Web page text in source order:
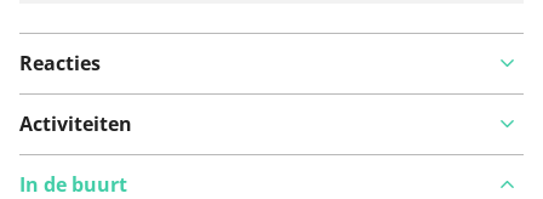
Reacties
Activiteiten
In de buurt